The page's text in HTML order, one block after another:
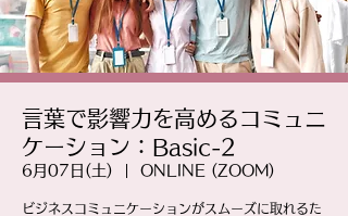
言葉で影響力を高めるコミュニ
ケーション：Basic-2
6月07日(土) ONLINE (ZOOM)
ビジネスコミュニケーションがスムーズに取れるた